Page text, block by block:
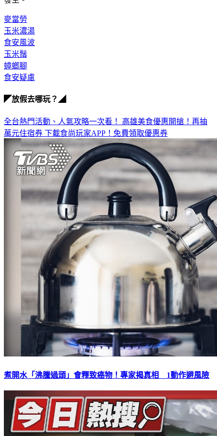
麥當勞
玉米濃湯
食安風波
玉米鬚
蟑螂腳
食安疑慮
◤放假去哪玩？◢
全台熱門活動、人氣攻略一次看！ 高雄美食優惠開搶！再抽
萬元住宿券 下載食尚玩家APP！免費領取優惠券
煮開水「沸騰過頭」會釋致癌物！專家揭真相 1動作避風險